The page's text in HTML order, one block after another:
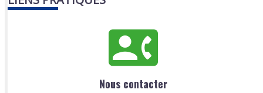
Nous contacter